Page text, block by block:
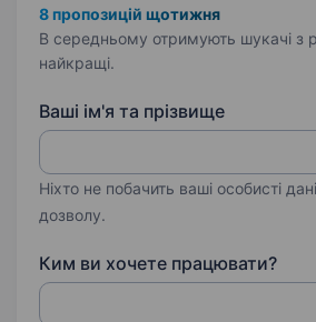
8 пропозицій щотижня
В середньому отримують шукачі з
найкращі.
Ваші ім'я та прізвище
Ніхто не побачить ваші особисті
дозволу.
Ким ви хочете працювати?